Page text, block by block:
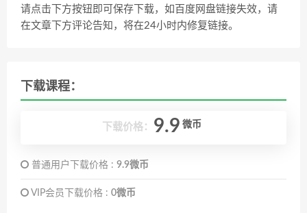
请点击下方按钮即可保存下载，如百度网盘链接失效，请
在文章下方评论告知，将在24小时内修复链接。
下载课程：
下载价格： 9.9 微币
普通用户下载价格 : 9.9微币
VIP会员下载价格 : 0微币